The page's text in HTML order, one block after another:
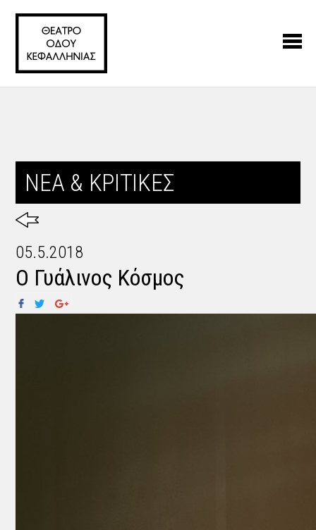
ΝΕΑ & ΚΡΙΤΙΚΕΣ
05.5.2018
Ο Γυάλινος Κόσμος